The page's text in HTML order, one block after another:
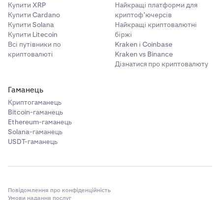
Купити XRP
Купити Cardano
Купити Solana
Купити Litecoin
Всі путівники по
криптовалюті
Найкращі платформи для
криптоф’ючерсів
Найкращі криптовалютні
біржі
Kraken і Coinbase
Kraken vs Binance
Дізнатися про криптовалюту
Гаманець
Криптогаманець
Bitcoin-гаманець
Ethereum-гаманець
Solana-гаманець
USDT-гаманець
Повідомлення про конфіденційність
Умови надання послуг